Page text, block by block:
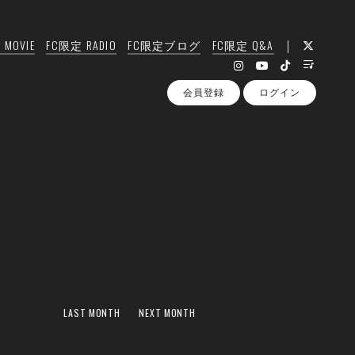
FC限定 RADIO FC限定ブログ FC限定 Q&A
会員登録 ログイン
LAST MONTH NEXT MONTH